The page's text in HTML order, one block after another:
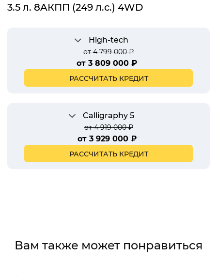
3.5 л. 8AКПП (249 л.с.) 4WD
High-tech
от 4 799 000 ₽
от 3 809 000 ₽
РАССЧИТАТЬ КРЕДИТ
Calligraphy 5
от 4 919 000 ₽
от 3 929 000 ₽*
РАССЧИТАТЬ КРЕДИТ
Вам также может понравиться